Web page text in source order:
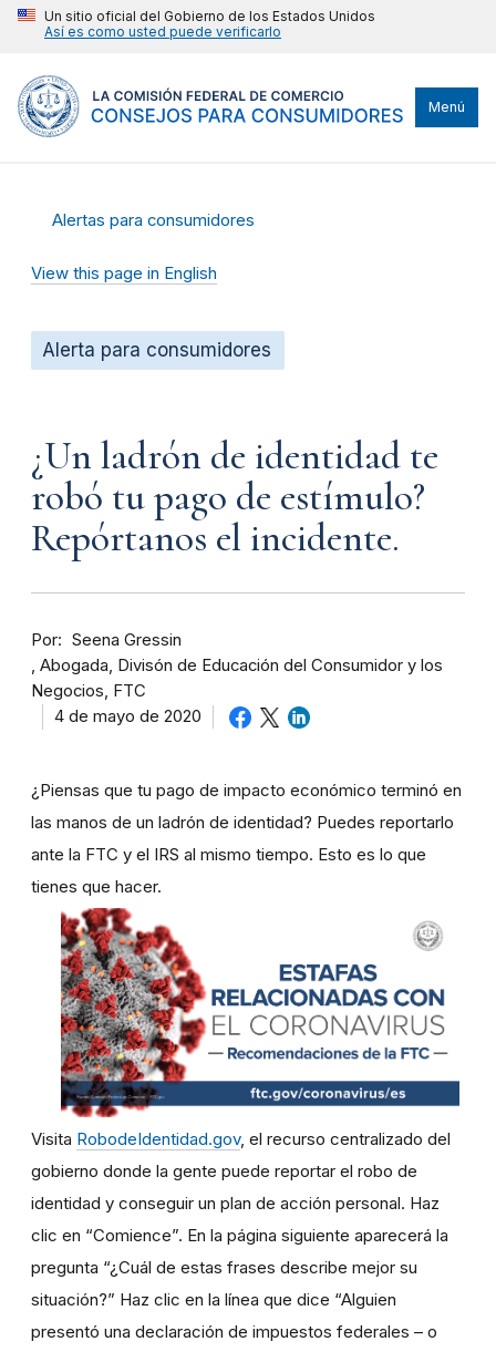
Un sitio oficial del Gobierno de los Estados Unidos
Así es como usted puede verificarlo
Menú
Alertas para consumidores
View this page in English
Alerta para consumidores
¿Un ladrón de identidad te
robó tu pago de estímulo?
Repórtanos el incidente.
Por
Seena Gressin
Abogada, Divisón de Educación del Consumidor y los
Negocios, FTC
4 de mayo de 2020
¿Piensas que tu pago de impacto económico terminó en
las manos de un ladrón de identidad? Puedes reportarlo
ante la FTC y el IRS al mismo tiempo. Esto es lo que
tienes que hacer.
Visita RobodeIdentidad.gov, el recurso centralizado del
gobierno donde la gente puede reportar el robo de
identidad y conseguir un plan de acción personal. Haz
clic en “Comience”. En la página siguiente aparecerá la
pregunta “¿Cuál de estas frases describe mejor su
situación?” Haz clic en la línea que dice “Alguien
presentó una declaración de impuestos federales – o